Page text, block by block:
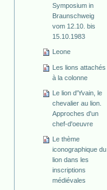
Symposium in
Braunschweig
vom 12.10. bis
15.10.1983
Leone
Les lions attachés
à la colonne
Le lion d'Yvain, le
chevalier au lion.
Approches d'un
chef-d'oeuvre
Le thème
iconographique du
lion dans les
inscriptions
médiévales